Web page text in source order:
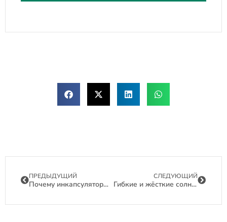
ПРЕДЫДУЩИЙ
Почему инкапсуляторы EPE продлевают срок службы и улучшают работу солнечных панелей
СЛЕДУЮЩИЙ
Гибкие и жёсткие солнечные панели: плюсы, минусы и варианты использования в 2025 году